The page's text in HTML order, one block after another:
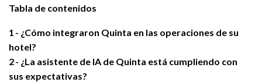
Tabla de contenidos
1
¿Cómo integraron Quinta en las operaciones de su
hotel?
2
¿La asistente de IA de Quinta está cumpliendo con
sus expectativas?